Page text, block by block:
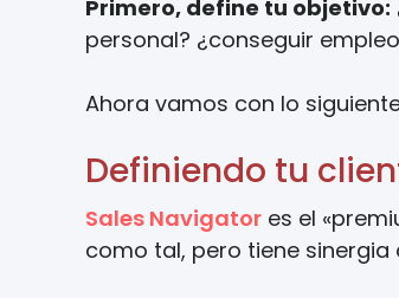
Primero, define tu objetivo:
personal? ¿conseguir
Ahora vamos con lo
Definiendo tu
Sales Navigator es el
como tal, pero tiene